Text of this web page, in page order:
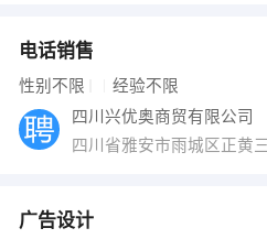
电话销售
性别不限 经验不限
四川兴优奥商贸有限公司
四川省雅安市雨城区正黄
广告设计